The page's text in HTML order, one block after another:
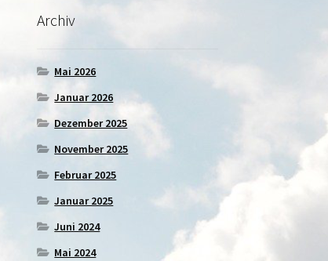
Archiv
Mai 2026
Januar 2026
Dezember 2025
November 2025
Februar 2025
Januar 2025
Juni 2024
Mai 2024